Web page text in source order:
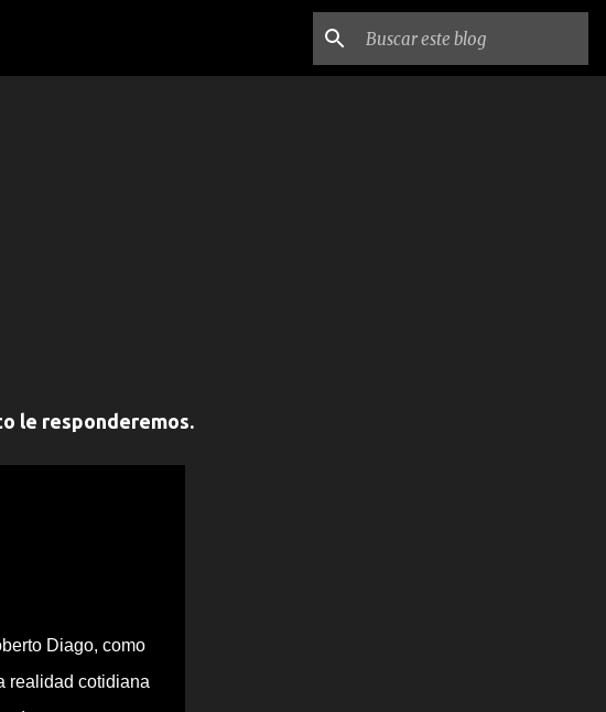
le responderemos.
Diago, como
realidad cotidiana